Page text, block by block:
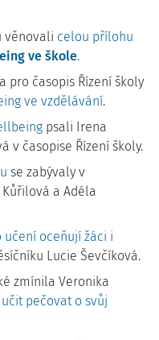
věnovali celou přílohu
ve škole.
pro časopis Řízení školy
ve vzdělávání.
psali Irena
v časopise Řízení školy.
se zabývaly v
a Adéla
oceňují žáci i
Lucie Ševčíková.
zmínila Veronika
pečovat o svůj